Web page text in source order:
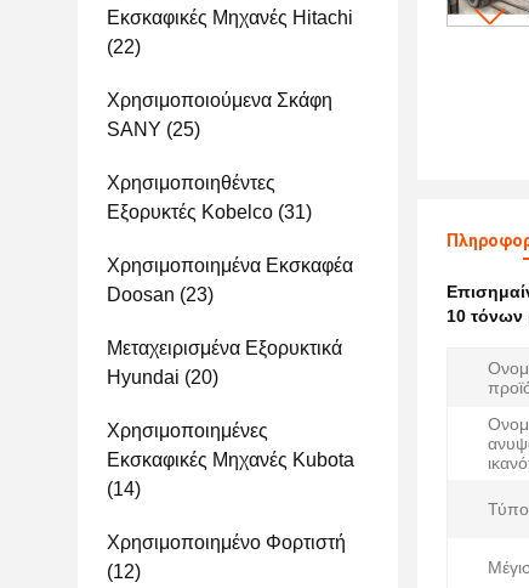
Εκσκαφικές Μηχανές Hitachi
(22)
Χρησιμοποιούμενα Σκάφη
SANY (25)
Χρησιμοποιηθέντες
Εξορυκτές Kobelco (31)
Χρησιμοποιημένα Εκσκαφέα
Doosan (23)
Μεταχειρισμένα Εξορυκτικά
Hyundai (20)
Χρησιμοποιημένες
Εκσκαφικές Μηχανές Kubota
(14)
Χρησιμοποιημένο Φορτιστή
(12)
10 τόνων